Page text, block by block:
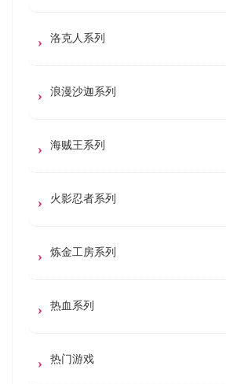
洛克人系列
浪漫沙迦系列
海贼王系列
火影忍者系列
炼金工房系列
热血系列
热门游戏